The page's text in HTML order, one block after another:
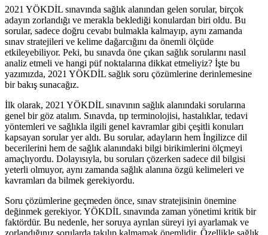
2021 YÖKDİL sınavında sağlık alanından gelen sorular, birçok
adayın zorlandığı ve merakla beklediği konulardan biri oldu. Bu
sorular, sadece doğru cevabı bulmakla kalmayıp, aynı zamanda
sınav stratejileri ve kelime dağarcığını da önemli ölçüde
etkileyebiliyor. Peki, bu sınavda öne çıkan sağlık sorularını nasıl
analiz etmeli ve hangi püf noktalarına dikkat etmeliyiz? İşte bu
yazımızda, 2021 YÖKDİL sağlık soru çözümlerine derinlemesine
bir bakış sunacağız.
İlk olarak, 2021 YÖKDİL sınavının sağlık alanındaki sorularına
genel bir göz atalım. Sınavda, tıp terminolojisi, hastalıklar, tedavi
yöntemleri ve sağlıkla ilgili genel kavramlar gibi çeşitli konuları
kapsayan sorular yer aldı. Bu sorular, adayların hem İngilizce dil
becerilerini hem de sağlık alanındaki bilgi birikimlerini ölçmeyi
amaçlıyordu. Dolayısıyla, bu soruları çözerken sadece dil bilgisi
yeterli olmuyor, aynı zamanda sağlık alanına özgü kelimeleri ve
kavramları da bilmek gerekiyordu.
Soru çözümlerine geçmeden önce, sınav stratejisinin önemine
değinmek gerekiyor. YÖKDİL sınavında zaman yönetimi kritik bir
faktördür. Bu nedenle, her soruya ayrılan süreyi iyi ayarlamak ve
zorlandığınız sorularda takılıp kalmamak önemlidir. Özellikle sağlık